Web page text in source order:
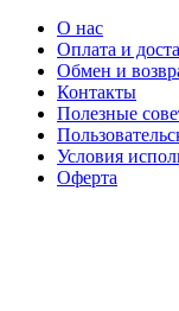
О нас
Оплата и
Обмен и
Контакты
Полезные
Условия
Оферта